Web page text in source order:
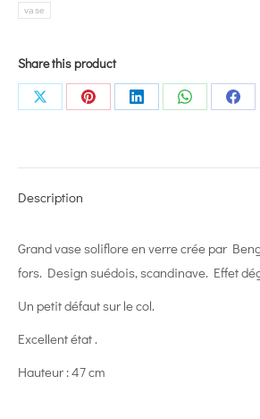
vase
Share this product
Share
Share
Share
Share
Share
Description
Grand vase soliflore en verre crée par
fors. Design suédois, scandinave. Effet
Un petit défaut sur le col.
Excellent état .
Hauteur : 47 cm